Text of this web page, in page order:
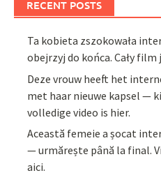
RECENT POSTS
Ta kobieta zszokowała
obejrzyj do końca. Cały
Deze vrouw heeft het
met haar nieuwe kapsel —
volledige video is hier.
Această femeie a șocat
— urmărește până la final.
aici.